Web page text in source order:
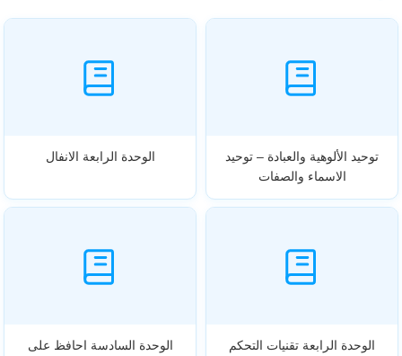
توحيد الألوهية والعبادة – توحيد
الاسماء والصفات
الوحدة الرابعة الانفال
الوحدة الرابعة تقنيات التحكم
الوحدة السادسة احافظ على